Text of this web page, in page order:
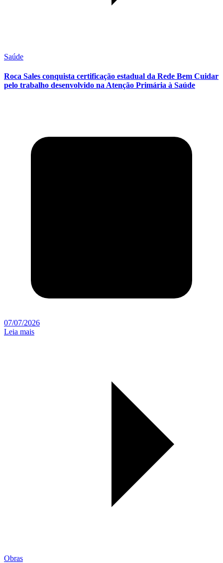
Saúde
Roca Sales conquista certificação estadual da Rede Bem Cuidar
pelo trabalho desenvolvido na Atenção Primária à Saúde
07/07/2026
Leia mais
Obras